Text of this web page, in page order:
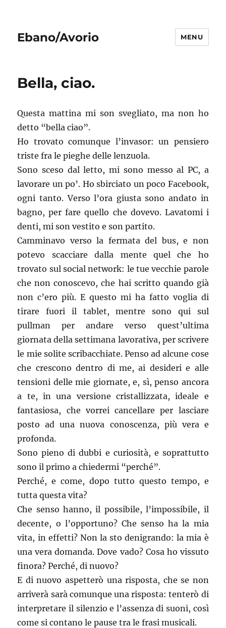
Ebano/Avorio MENU
Bella, ciao.
Questa mattina mi son svegliato, ma non ho
detto “bella ciao”.
Ho trovato comunque l’invasor: un pensiero
triste fra le pieghe delle lenzuola.
Sono sceso dal letto, mi sono messo al PC, a
lavorare un po’. Ho sbirciato un poco Facebook,
ogni tanto. Verso l’ora giusta sono andato in
bagno, per fare quello che dovevo. Lavatomi i
denti, mi son vestito e son partito.
Camminavo verso la fermata del bus, e non
potevo scacciare dalla mente quel che ho
trovato sul social network: le tue vecchie parole
che non conoscevo, che hai scritto quando già
non c’ero più. E questo mi ha fatto voglia di
tirare fuori il tablet, mentre sono qui sul
pullman per andare verso quest’ultima
giornata della settimana lavorativa, per scrivere
le mie solite scribacchiate. Penso ad alcune cose
che crescono dentro di me, ai desideri e alle
tensioni delle mie giornate, e, sì, penso ancora
a te, in una versione cristallizzata, ideale e
fantasiosa, che vorrei cancellare per lasciare
posto ad una nuova conoscenza, più vera e
profonda.
Sono pieno di dubbi e curiosità, e soprattutto
sono il primo a chiedermi “perché”.
Perché, e come, dopo tutto questo tempo, e
tutta questa vita?
Che senso hanno, il possibile, l’impossibile, il
decente, o l’opportuno? Che senso ha la mia
vita, in effetti? Non la sto denigrando: la mia è
una vera domanda. Dove vado? Cosa ho vissuto
finora? Perché, di nuovo?
E di nuovo aspetterò una risposta, che se non
arriverà sarà comunque una risposta: tenterò di
interpretare il silenzio e l’assenza di suoni, così
come si contano le pause tra le frasi musicali.